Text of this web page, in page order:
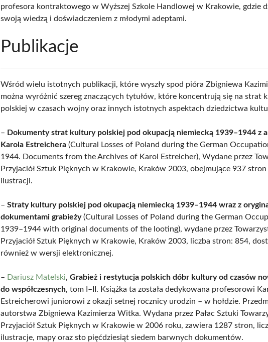
profesora kontraktowego w Wyższej Szkole Handlowej w Krakowie, gdzie
swoją wiedzą i doświadczeniem z młodymi adeptami.
Publikacje
Wśród wielu istotnych publikacji, które wyszły spod pióra Zbigniewa
można wyróżnić szereg znaczących tytułów, które koncentrują się na strat
polskiej w czasach wojny oraz innych istotnych aspektach dziedzictwa
– Dokumenty strat kultury polskiej pod okupacją niemiecką 1939–1944 z
Karola Estreichera (Cultural Losses of Poland during the German
1944. Documents from the Archives of Karol Estreicher), Wydane przez
Przyjaciół Sztuk Pięknych w Krakowie, Kraków 2003, obejmujące 937 stron
ilustracji.
–Straty kultury polskiej pod okupacją niemiecką 1939–1944 wraz z
dokumentami grabieży(Cultural Losses of Poland during the German
1939–1944 with original documents of the looting), wydane przez
Przyjaciół Sztuk Pięknych w Krakowie, Kraków 2003, liczba stron: 854,
również w wersji elektronicznej.
– Dariusz Matelski,Grabież i restytucja polskich dóbr kultury od czasów
do współczesnych, tom I–II. Książka ta została dedykowana profesorowi
Estreicherowi juniorowi z okazji setnej rocznicy urodzin – w hołdzie.
autorstwa Zbigniewa Kazimierza Witka. Wydana przez Pałac Sztuki
Przyjaciół Sztuk Pięknych w Krakowie w 2006 roku, zawiera 1287 stron,
ilustracje, mapy oraz sto pięćdziesiąt siedem barwnych dokumentów.